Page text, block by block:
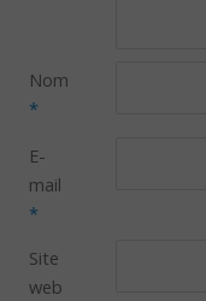
Nom
*
E-
mail
*
Site
web